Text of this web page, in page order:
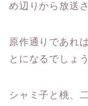
め辺りから放送
原作通りであれ
とになるでしょう
シャミ子と桃、